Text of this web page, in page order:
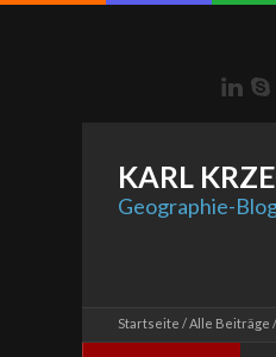
KARL
Geographie-
Startseite Alle Beiträge